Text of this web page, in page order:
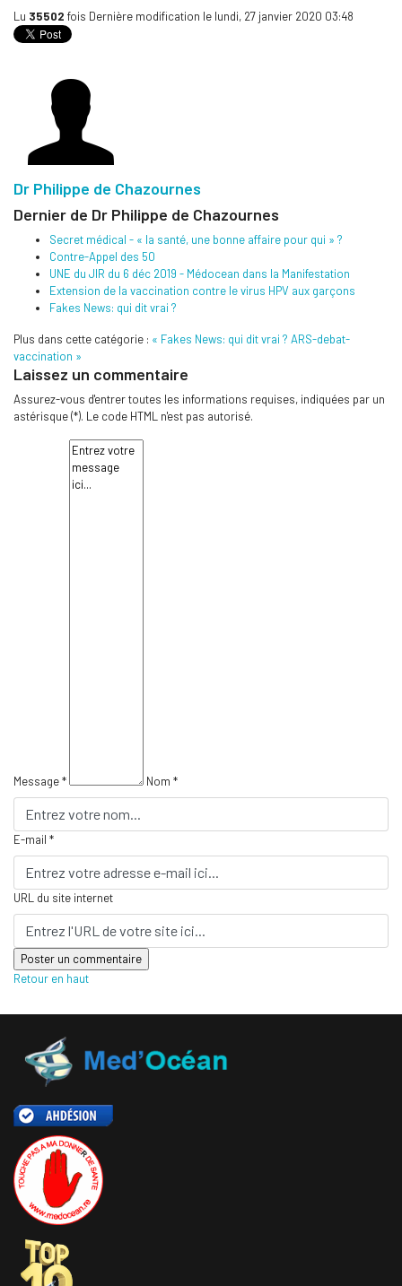
Lu 35502 fois Dernière modification le lundi, 27 janvier 2020 03:48
Dr Philippe de Chazournes
Dernier de Dr Philippe de Chazournes
Secret médical - « la santé, une bonne affaire pour qui » ?
Contre-Appel des 50
UNE du JIR du 6 déc 2019 - Médocean dans la Manifestation
Extension de la vaccination contre le virus HPV aux garçons
Fakes News: qui dit vrai ?
Plus dans cette catégorie : « Fakes News: qui dit vrai ? ARS-debat-
vaccination »
Laissez un commentaire
Assurez-vous d'entrer toutes les informations requises, indiquées par un
astérisque (*). Le code HTML n'est pas autorisé.
Message * Nom *
E-mail *
URL du site internet
Retour en haut